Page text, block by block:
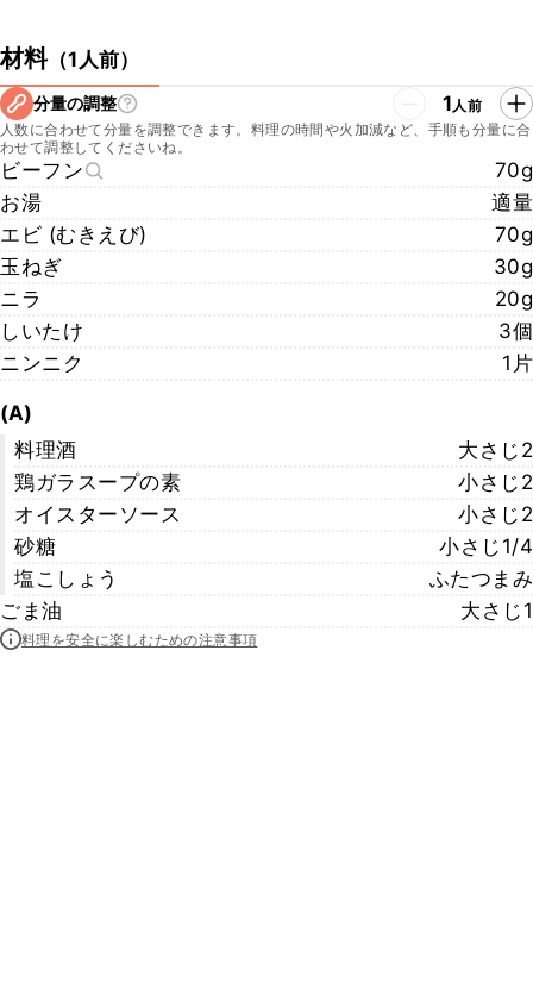
材料（1人前）
分量の調整 1人前
人数に合わせて分量を調整できます。料理の時間や火加減など、手順も分量に合
わせて調整してくださいね。
ビーフン
70g
お湯
適量
エビ (むきえび)
70g
玉ねぎ
30g
ニラ
20g
しいたけ
3個
ニンニク
1片
(A)
料理酒
大さじ2
鶏ガラスープの素
小さじ2
オイスターソース
小さじ2
砂糖
小さじ1/4
塩こしょう
ふたつまみ
ごま油
大さじ1
料理を安全に楽しむための注意事項